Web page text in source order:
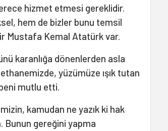
hizmet etmesi gereklidir.
hem de bizler bunu temsil
Mustafa Kemal Atatürk var.
karanlığa dönenlerden asla
yüzümüze ışık tutan
mutlu etti.
kamudan ne yazık ki hak
Bunun gereğini yapma